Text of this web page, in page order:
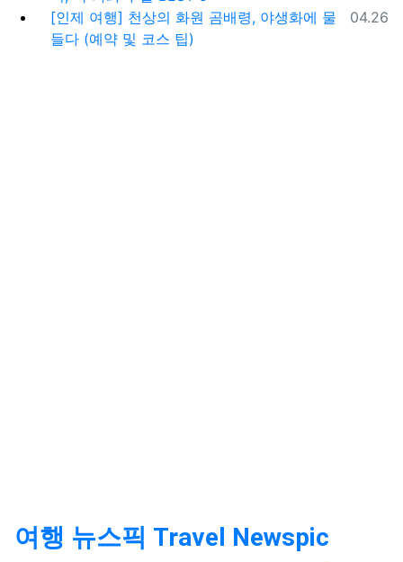
등록일
04.26
[인제 여행] 천상의 화원 곰배령, 야생화에 물
들다 (예약 및 코스 팁)
여행 뉴스픽 Travel Newspic